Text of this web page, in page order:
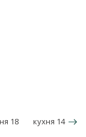
18 кухня 14